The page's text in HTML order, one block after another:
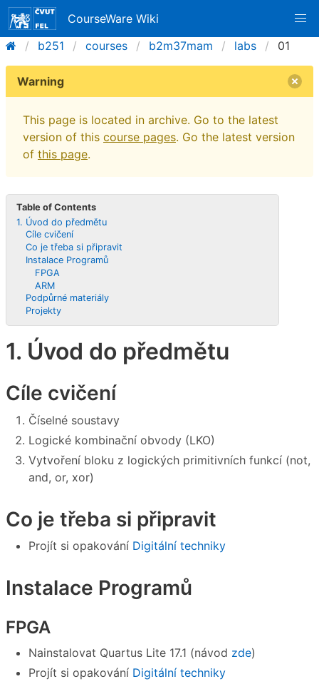
CourseWare Wiki
b251
courses b2m37mam labs 01
Warning
This page is located in archive. Go to the latest
version of this course pages. Go the latest version
of this page.
Table of Contents
1. Úvod do předmětu
Cíle cvičení
Co je třeba si připravit
Instalace Programů
FPGA
ARM
Podpůrné materiály
Projekty
1. Úvod do předmětu
Cíle cvičení
Číselné soustavy
Logické kombinační obvody (LKO)
Vytvoření bloku z logických primitivních funkcí (not,
and, or, xor)
Co je třeba si připravit
Projít si opakování Digitální techniky
Instalace Programů
FPGA
Nainstalovat Quartus Lite 17.1 (návod zde)
Projít si opakování Digitální techniky